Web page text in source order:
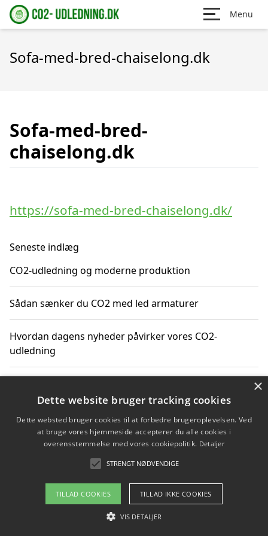
Menu
Sofa-med-bred-chaiselong.dk
Sofa-med-bred-
chaiselong.dk
https://sofa-med-bred-chaiselong.dk/
Seneste indlæg
CO2-udledning og moderne produktion
Sådan sænker du CO2 med led armaturer
Hvordan dagens nyheder påvirker vores CO2-
udledning
CO2-aftryk
Hvordan nyheder om CO2-udledning påvirker vores
hverdag
Copyright 2026 - Pilanto Aps
Om / kontakt
Blog Betingelser
×
Dette website bruger tracking cookies
Dette websted bruger cookies til at forbedre brugeroplevelsen. Ved
at bruge vores hjemmeside accepterer du alle cookies i
overensstemmelse med vores cookiepolitik. Detaljer
STRENGT NØDVENDIGE
TILLAD COOKIES TILLAD IKKE COOKIES
VIS DETALJER